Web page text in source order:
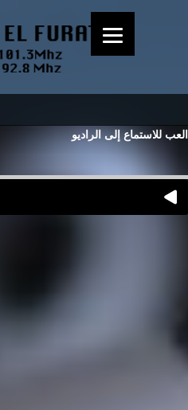
العب للاستماع إلى الراديو